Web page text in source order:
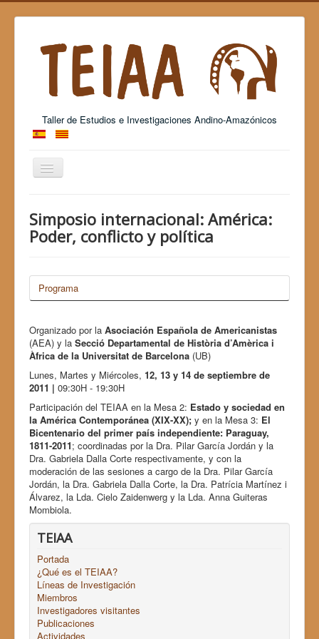
Taller de Estudios e Investigaciones Andino-Amazónicos
Cambiar
Simposio internacional: América:
Poder, conflicto y política
Programa
Organizado por la Asociación Española de Americanistas
(AEA) y la Secció Departamental de Història d’Amèrica i
Àfrica de la Universitat de Barcelona (UB)
Lunes, Martes y Miércoles, 12, 13 y 14 de septiembre de
2011 | 09:30H - 19:30H
Participación del TEIAA en la Mesa 2: Estado y sociedad en
la América Contemporánea (XIX-XX); y en la Mesa 3: El
Bicentenario del primer país independiente: Paraguay,
1811-2011; coordinadas por la Dra. Pilar García Jordán y la
Dra. Gabriela Dalla Corte respectivamente, y con la
moderación de las sesiones a cargo de la Dra. Pilar García
Jordán, la Dra. Gabriela Dalla Corte, la Dra. Patrícia Martínez i
Álvarez, la Lda. Cielo Zaidenwerg y la Lda. Anna Guiteras
Mombiola.
TEIAA
Portada
¿Qué es el TEIAA?
Líneas de Investigación
Miembros
Investigadores visitantes
Publicaciones
Actividades